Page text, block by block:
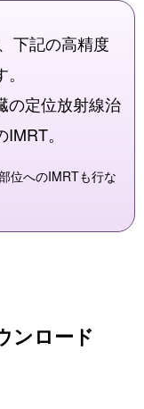
下記の高精度
の定位放射線治
。
位へのIMRTも行な
ンロード